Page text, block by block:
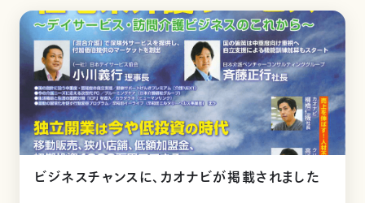
ビジネスチャンスに、カオナビが掲載されました